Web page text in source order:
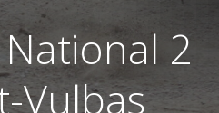
2
Vulbas